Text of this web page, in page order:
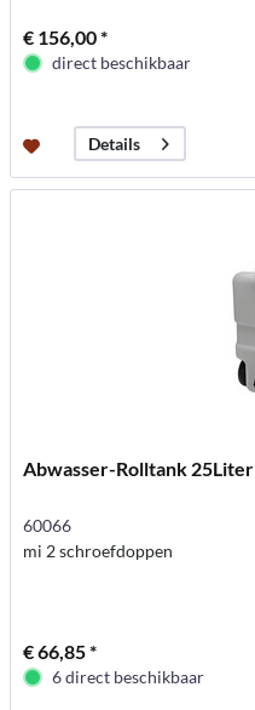
€ 156,00 *
direct beschikbaar
Details
Abwasser-Rolltank 25Liter
60066
mi 2 schroefdoppen
€ 66,85 *
6 direct beschikbaar